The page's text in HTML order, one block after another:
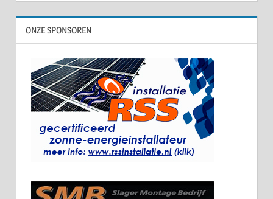
ONZE SPONSOREN